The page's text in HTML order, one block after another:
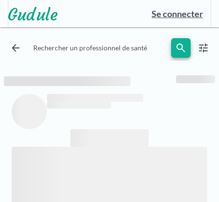
Se connecter
arrow_back Rechercher un professionnel de santé search tune